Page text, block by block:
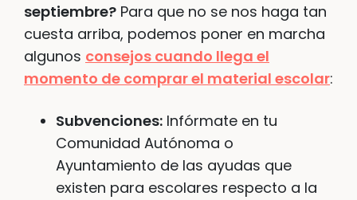
septiembre? Para que no se nos haga tan
cuesta arriba, podemos poner en marcha
algunos consejos cuando llega el
momento de comprar el material escolar:
Subvenciones: Infórmate en tu
Comunidad Autónoma o
Ayuntamiento de las ayudas que
existen para escolares respecto a la